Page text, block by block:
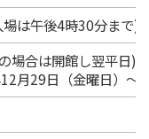
は午後4時30分まで)
場合は開館し翌平日)
月29日（金曜日）～